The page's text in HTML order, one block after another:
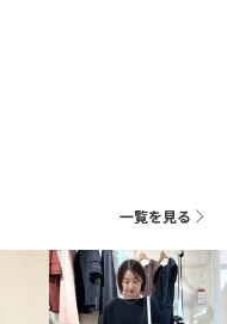
一覧を見る